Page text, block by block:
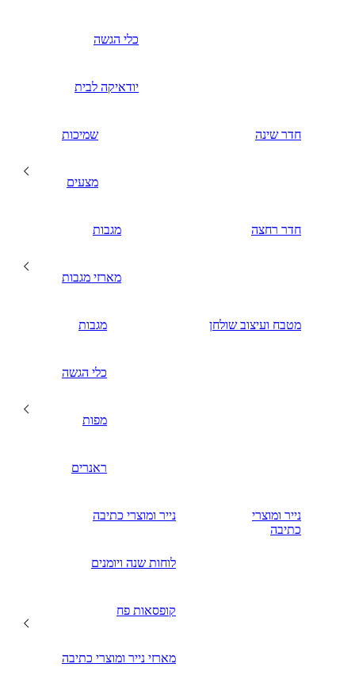
כלי הגשה
יודאיקה לבית
חדר שינה שמיכות
מצעים
חדר רחצה מגבות
מארזי מגבות
מטבח ועיצוב שולחן מגבות
כלי הגשה
מפות
ראנרים
נייר ומוצרי
כתיבה
נייר ומוצרי כתיבה
לוחות שנה ויומנים
קופסאות פח
מארזי נייר ומוצרי כתיבה